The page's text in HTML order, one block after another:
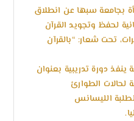
بجامعة سبها عن انطلاق
لحفظ وتجويد القرآن
نساء ذاكرات، تحت شعار: “بالقرآن
ينفذ دورة تدريبية بعنوان
لحالات الطوارئ
الليسانس